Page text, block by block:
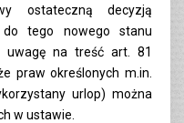
ostateczną decyzją
do tego nowego stanu
uwagę na treść art. 81
praw określonych m.in.
urlop) można
w ustawie.